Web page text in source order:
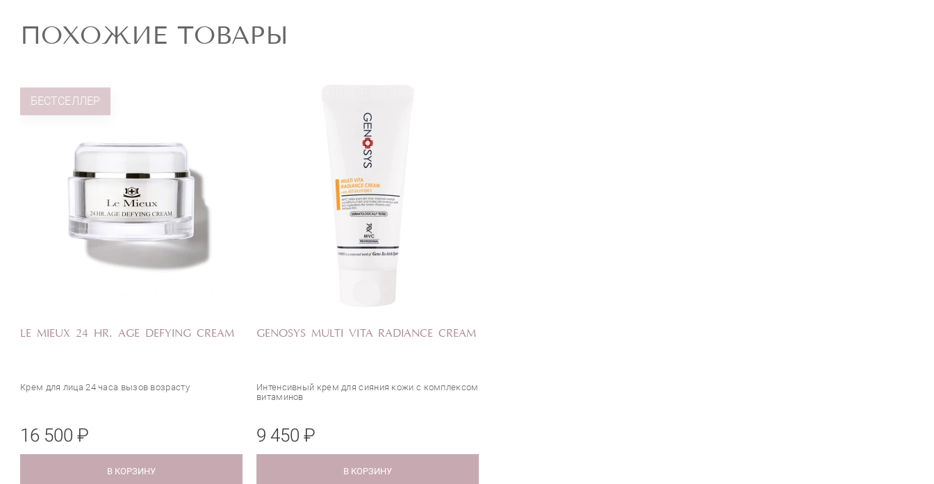
ОЦЕНКА
ПОХОЖИЕ ТОВАРЫ
БЕСТСЕЛЛЕР
LE MIEUX 24 HR. AGE DEFYING CREAM
Крем для лица 24 часа вызов возрасту
16 500 ₽
В КОРЗИНУ
GENOSYS MULTI VITA RADIANCE CREAM
Интенсивный крем для сияния кожи с комплексом
витаминов
9 450 ₽
В КОРЗИНУ